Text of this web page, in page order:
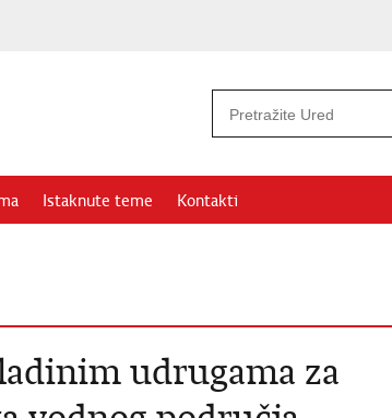
Istaknute teme Kontakti
udrugama za